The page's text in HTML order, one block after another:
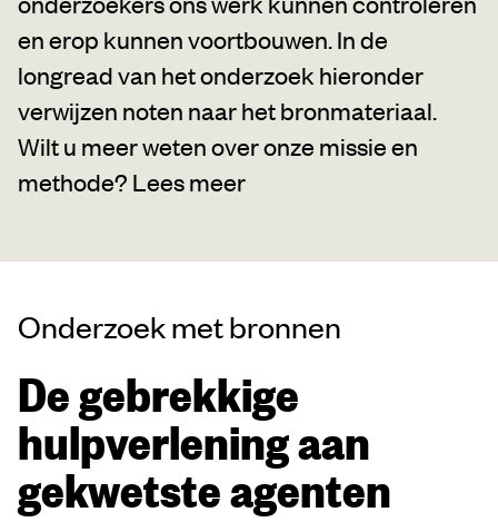
en erop kunnen voortbouwen. In de
longread van het onderzoek hieronder
verwijzen noten naar het bronmateriaal.
Wilt u meer weten over onze missie en
methode? Lees meer
Onderzoek met bronnen
De gebrekkige
hulpverlening aan
gekwetste agenten